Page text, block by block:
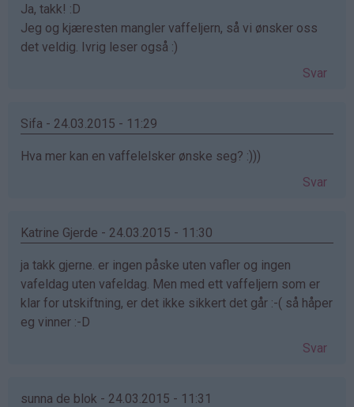
Ja, takk! :D
Jeg og kjæresten mangler vaffeljern, så vi ønsker oss
det veldig. Ivrig leser også :)
Svar
Sifa - 24.03.2015 - 11:29
Hva mer kan en vaffelelsker ønske seg? :)))
Svar
Katrine Gjerde - 24.03.2015 - 11:30
ja takk gjerne. er ingen påske uten vafler og ingen
vafeldag uten vafeldag. Men med ett vaffeljern som er
klar for utskiftning, er det ikke sikkert det går :-( så håper
eg vinner :-D
Svar
sunna de blok - 24.03.2015 - 11:31